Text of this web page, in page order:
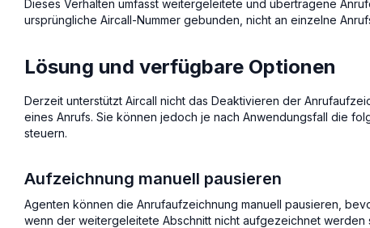
Dieses Verhalten umfasst weitergeleitete und übertragene
ursprüngliche Aircall-Nummer gebunden, nicht an einzelne
Lösung und verfügbare Optionen
Derzeit unterstützt Aircall nicht das Deaktivieren der
eines Anrufs. Sie können jedoch je nach Anwendungsfall die
steuern.
Aufzeichnung manuell pausieren
Agenten können die Anrufaufzeichnung manuell pausieren,
wenn der weitergeleitete Abschnitt nicht aufgezeichnet werden